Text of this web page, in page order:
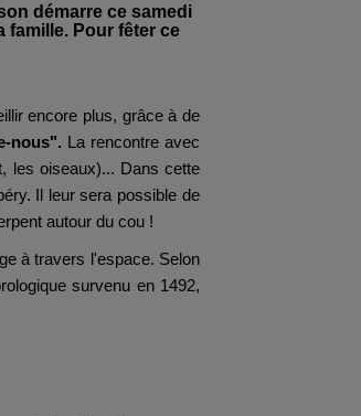
démarre ce samedi
famille. Pour fêter ce
encore plus, grâce à de
nous".
La rencontre avec
les oiseaux)... Dans cette
Il leur sera possible de
autour du cou !
à travers l'espace. Selon
survenu en 1492,